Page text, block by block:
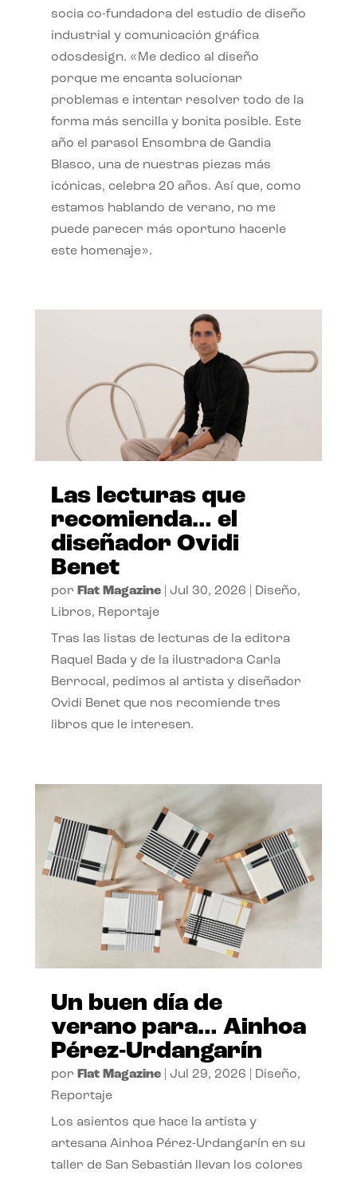
socia co-fundadora del estudio de diseño
industrial y comunicación gráfica
odosdesign. «Me dedico al diseño
porque me encanta solucionar
problemas e intentar resolver todo de la
forma más sencilla y bonita posible. Este
año el parasol Ensombra de Gandia
Blasco, una de nuestras piezas más
icónicas, celebra 20 años. Así que, como
estamos hablando de verano, no me
puede parecer más oportuno hacerle
este homenaje».
Las lecturas que
recomienda… el
diseñador Ovidi
Benet
por Flat Magazine| Jul 30, 2026 Diseño,
Libros, Reportaje
Tras las listas de lecturas de la editora
Raquel Bada y de la ilustradora Carla
Berrocal, pedimos al artista y diseñador
Ovidi Benet que nos recomiende tres
libros que le interesen.
Un buen día de
verano para… Ainhoa
Pérez-Urdangarín
por Flat Magazine| Jul 29, 2026 Diseño,
Reportaje
Los asientos que hace la artista y
artesana Ainhoa Pérez-Urdangarín en su
taller de San Sebastián llevan los colores